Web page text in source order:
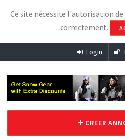
Ce site nécessite l'autorisation
correctement.
Login
CRÉER